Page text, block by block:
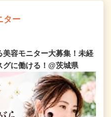
ター
容モニター大募集！未経
に働ける！@茨城県